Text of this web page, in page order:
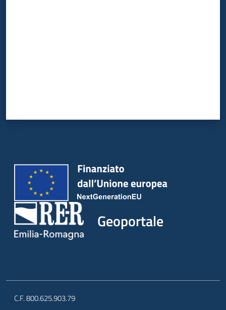
Geoportale
C.F. 800.625.903.79